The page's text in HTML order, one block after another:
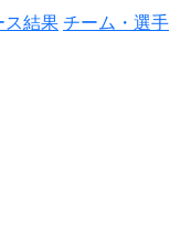
ス結果チーム・選手